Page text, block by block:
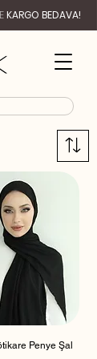
KARGO BEDAVA!
Penye Şal